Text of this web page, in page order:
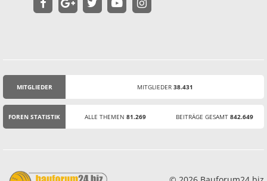
MITGLIEDER MITGLIEDER 38.431
FOREN STATISTIK ALLE THEMEN 81.269 BEITRÄGE GESAMT 842.649